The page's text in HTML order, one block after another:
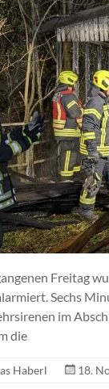
Freitag
Sechs
im
die
Haberl 18.